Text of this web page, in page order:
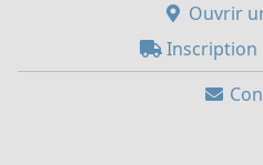
Ouvrir
Inscription